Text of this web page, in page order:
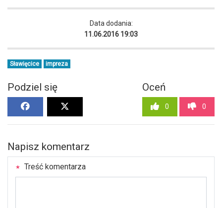
Data dodania:
11.06.2016 19:03
Sławięcice impreza
Podziel się Oceń
0 0
Napisz komentarz
Treść komentarza